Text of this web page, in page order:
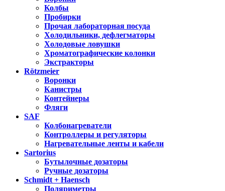
Колбы
Пробирки
Прочая лабораторная посуда
Холодильники, дефлегматоры
Холодовые ловушки
Хроматографические колонки
Экстракторы
Rötzmeier
Воронки
Канистры
Контейнеры
Фляги
SAF
Колбонагреватели
Контроллеры и регуляторы
Нагревательные ленты и кабели
Sartorius
Бутылочные дозаторы
Ручные дозаторы
Schmidt + Haensch
Поляриметры